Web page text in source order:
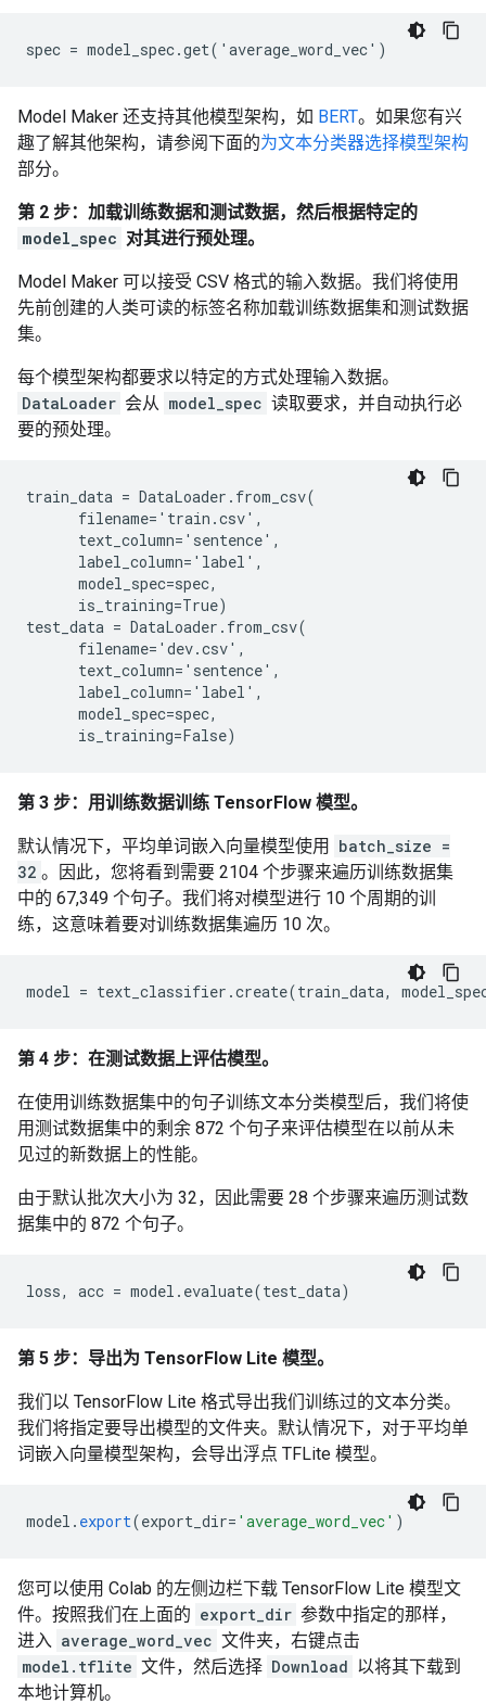
Model Maker 还支持其他模型架构，如 BERT。如果您有兴
趣了解其他架构，请参阅下面的为文本分类器选择模型架构
部分。
第 2 步：加载训练数据和测试数据，然后根据特定的
model_spec 对其进行预处理。
Model Maker 可以接受 CSV 格式的输入数据。我们将使用
先前创建的人类可读的标签名称加载训练数据集和测试数据
集。
每个模型架构都要求以特定的方式处理输入数据。
DataLoader 会从 model_spec 读取要求，并自动执行必
要的预处理。
train_data = DataLoader.from_csv(
      filename='train.csv',
      text_column='sentence',
      label_column='label',
      model_spec=spec,
      is_training=True)
test_data = DataLoader.from_csv(
      filename='dev.csv',
      text_column='sentence',
      label_column='label',
      model_spec=spec,
第 3 步：用训练数据训练 TensorFlow 模型。
默认情况下，平均单词嵌入向量模型使用
batch_size =
32 。因此，您将看到需要 2104 个步骤来遍历训练数据集
中的 67,349 个句子。我们将对模型进行 10 个周期的训
练，这意味着要对训练数据集遍历 10 次。
第 4 步：在测试数据上评估模型。
在使用训练数据集中的句子训练文本分类模型后，我们将使
用测试数据集中的剩余 872 个句子来评估模型在以前从未
见过的新数据上的性能。
由于默认批次大小为 32，因此需要 28 个步骤来遍历测试数
据集中的 872 个句子。
第 5 步：导出为 TensorFlow Lite 模型。
我们以 TensorFlow Lite 格式导出我们训练过的文本分类。
我们将指定要导出模型的文件夹。默认情况下，对于平均单
词嵌入向量模型架构，会导出浮点 TFLite 模型。
model . export(export_dir= 'average_word_vec' )
您可以使用 Colab 的左侧边栏下载 TensorFlow Lite 模型文
件。按照我们在上面的 export_dir 参数中指定的那样，
进入 average_word_vec 文件夹，右键点击
model.tflite 文件，然后选择 Download 以将其下载到
本地计算机。